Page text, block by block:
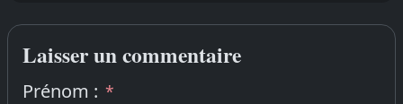
Laisser un commentaire
Prénom : *